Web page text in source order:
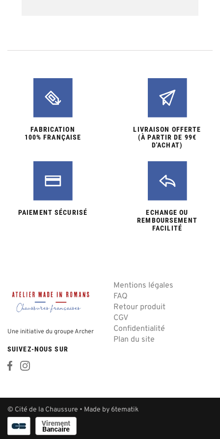
FABRICATION
100% FRANÇAISE
LIVRAISON OFFERTE
(À PARTIR DE 99€
D'ACHAT)
PAIEMENT SÉCURISÉ
ECHANGE OU
REMBOURSEMENT
FACILITÉ
Une initiative du groupe Archer
Mentions légales
FAQ
Retour produit
CGV
Confidentialité
Plan du site
SUIVEZ-NOUS SUR
© Cité de la Chaussure • Made by 6tematik